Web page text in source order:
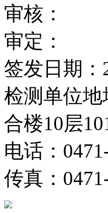
审核：
审定：
签发日期：
检测单位
合楼10层
电话：
传真：